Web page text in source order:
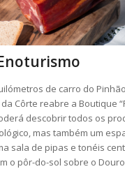
de carro do
Côrte reabre a Boutique
descobrir todos os
mas também um
sala de pipas e tonéis
o pôr-do-sol sobre o